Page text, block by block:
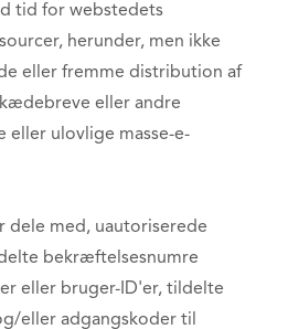
tid for webstedets
herunder, men ikke
eller fremme distribution af
eller andre
eller ulovlige masse-e-
dele med, uautoriserede
bekræftelsesnumre
eller bruger-ID'er, tildelte
eller adgangskoder til